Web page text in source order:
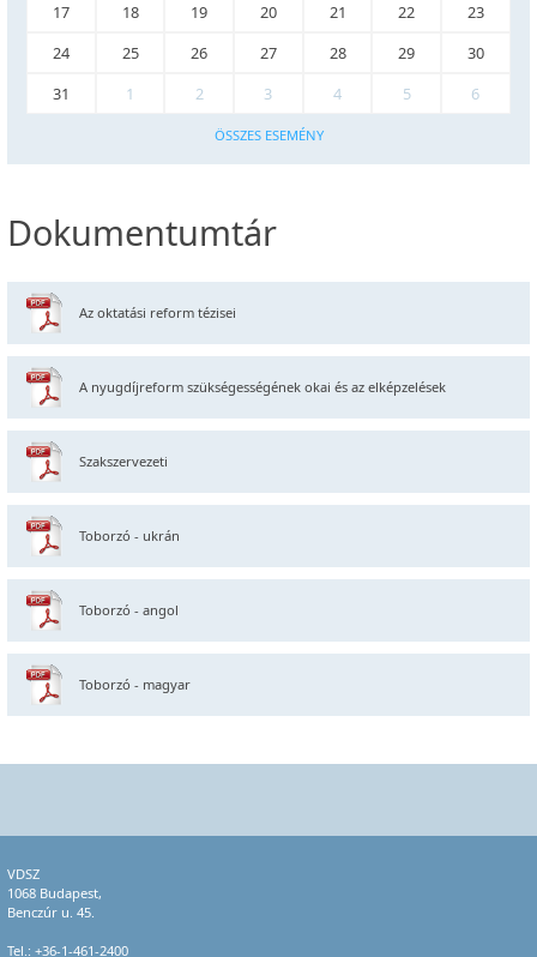
17
18 19 20 21 22
23
24
25 26 27 28 29
30
31
1 2 3 4 5 6
ÖSSZES ESEMÉNY
Dokumentumtár
Az oktatási reform tézisei
A nyugdíjreform szükségességének okai és az elképzelések
Szakszervezeti
Toborzó - ukrán
Toborzó - angol
Toborzó - magyar
VDSZ
1068 Budapest,
Benczúr u. 45.
Tel.: +36-1-461-2400